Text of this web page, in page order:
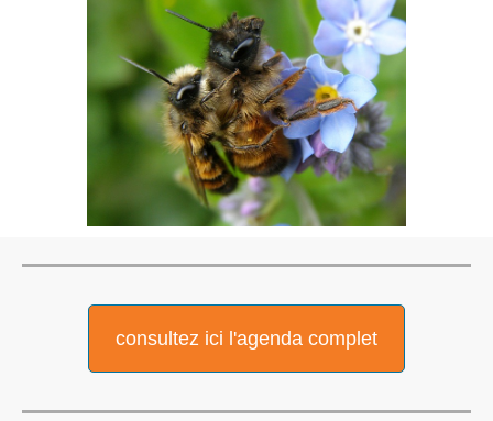
consultez ici l'agenda complet